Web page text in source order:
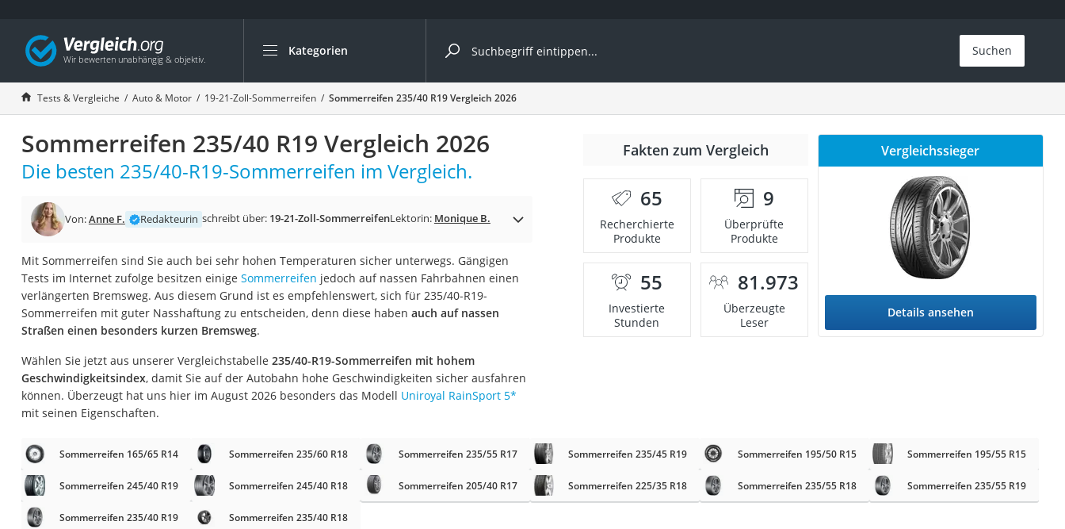
Kategorien
Die beliebtesten Vergleiche nach Kategorie
Auto & Motor
Fahrradträger-Anhängerkupplung (4 Fahrräder)
Fahrradträger
Fahrradträger (Anhängerkupplung)
Benzinkanister (20 l)
Fahrradträger E-Bike
Benzinkanister
Marderschreck
Wagenheber 3t
AGM-Batterie Wohnmobil
Thule-Fahrradträger
Sommerreifen 205/55 R16
Autobatterie-Ladegerät
Starthilfe mit Kompressor
Alkoholtester
Suchen
Tests & Vergleiche Auto & Motor 19-21-Zoll-Sommerreifen Sommerreifen 235/40 R19 Vergleich 2026
Sommerreifen 235/40 R19 Vergleich 2026
Die besten 235/40-R19-Sommerreifen im Vergleich.
Von:Anne F. Redakteurin schreibt über: 19-21-Zoll-SommerreifenLektorin: Monique B.
Mit Sommerreifen sind Sie auch bei sehr hohen Temperaturen sicher unterwegs. Gängigen
Tests im Internet zufolge besitzen einige Sommerreifen jedoch auf nassen Fahrbahnen einen
verlängerten Bremsweg. Aus diesem Grund ist es empfehlenswert, sich für 235/40-R19-
Sommerreifen mit guter Nasshaftung zu entscheiden, denn diese haben auch auf nassen
Straßen einen besonders kurzen Bremsweg.
Wählen Sie jetzt aus unserer Vergleichstabelle 235/40-R19-Sommerreifen mit hohem
Geschwindigkeitsindex, damit Sie auf der Autobahn hohe Geschwindigkeiten sicher ausfahren
können. Überzeugt hat uns hier im August 2026 besonders das Modell Uniroyal RainSport 5*
mit seinen Eigenschaften.
Fakten zum Vergleich
65
Recherchierte
Produkte
9
Überprüfte
Produkte
55
Investierte
Stunden
81.973
Überzeugte
Leser
Vergleichssieger
Details ansehen
Sommerreifen 165/65 R14 Sommerreifen 235/60 R18 Sommerreifen 235/55 R17 Sommerreifen 235/45 R19 Sommerreifen 195/50 R15 Sommerreifen 195/55 R15
Sommerreifen 245/40 R19 Sommerreifen 245/40 R18 Sommerreifen 205/40 R17 Sommerreifen 225/35 R18 Sommerreifen 235/55 R18 Sommerreifen 235/55 R19
Sommerreifen 235/40 R19 Sommerreifen 235/40 R18